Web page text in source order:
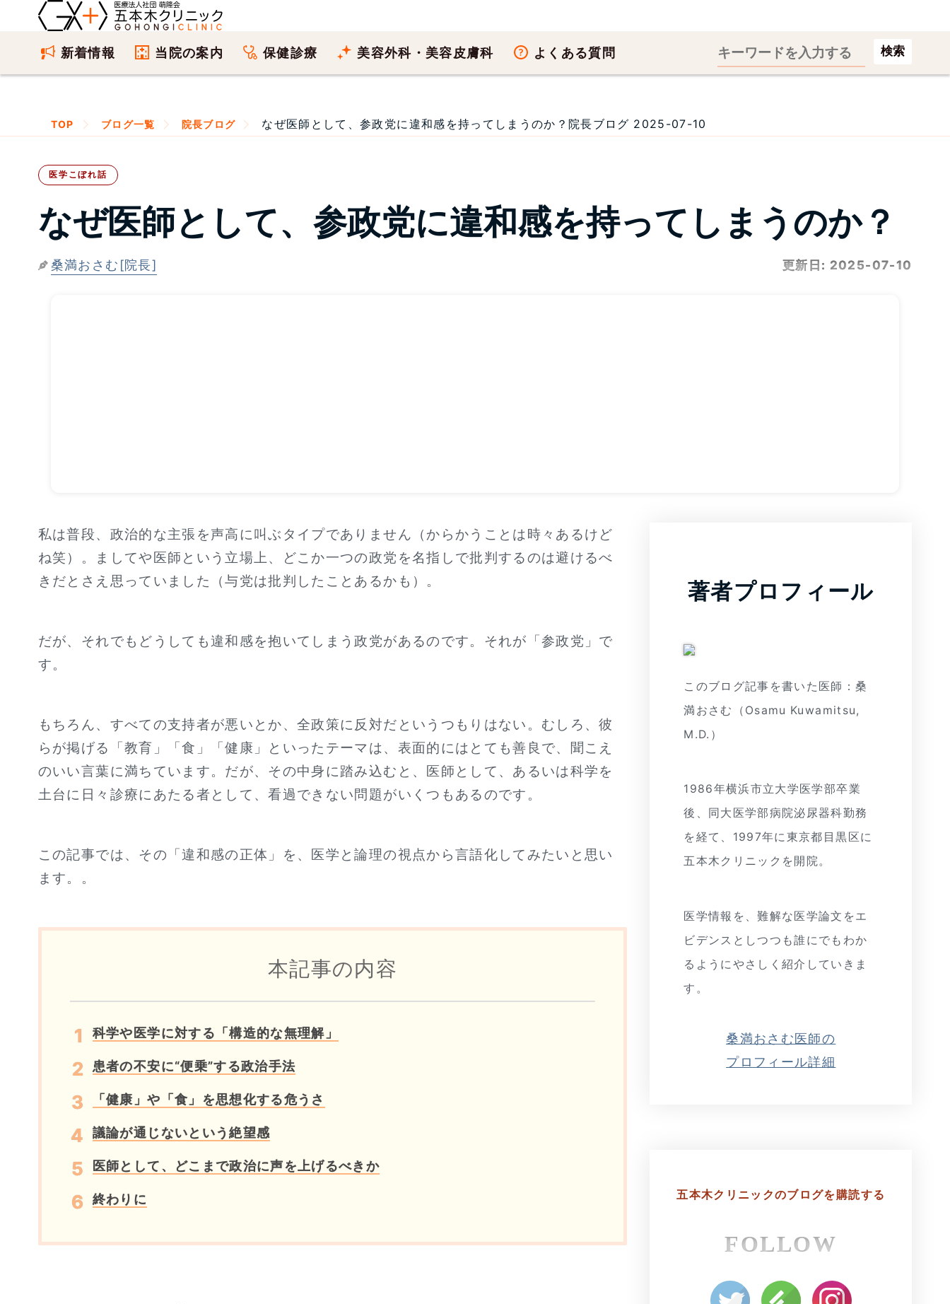
新着情報 当院の案内 保健診療 美容外科・美容皮膚科 よくある質問 検索
TOP ブログ一覧 院長ブログ なぜ医師として、参政党に違和感を持ってしまうのか？院長ブログ 2025-07-10
医学こぼれ話
なぜ医師として、参政党に違和感を持ってしまうのか？
桑満おさむ[院長] 更新日: 2025-07-10
私は普段、政治的な主張を声高に叫ぶタイプでありません（からかうことは時々あるけど
ね笑）。ましてや医師という立場上、どこか一つの政党を名指しで批判するのは避けるべ
きだとさえ思っていました（与党は批判したことあるかも）。
だが、それでもどうしても違和感を抱いてしまう政党があるのです。それが「参政党」で
す。
もちろん、すべての支持者が悪いとか、全政策に反対だというつもりはない。むしろ、彼
らが掲げる「教育」「食」「健康」といったテーマは、表面的にはとても善良で、聞こえ
のいい言葉に満ちています。だが、その中身に踏み込むと、医師として、あるいは科学を
土台に日々診療にあたる者として、看過できない問題がいくつもあるのです。
この記事では、その「違和感の正体」を、医学と論理の視点から言語化してみたいと思い
ます。。
本記事の内容
科学や医学に対する「構造的な無理解」
患者の不安に“便乗”する政治手法
「健康」や「食」を思想化する危うさ
議論が通じないという絶望感
医師として、どこまで政治に声を上げるべきか
終わりに
著者プロフィール
このブログ記事を書いた医師：桑
満おさむ（Osamu Kuwamitsu,
M.D.）
1986年横浜市立大学医学部卒業
後、同大医学部病院泌尿器科勤務
を経て、1997年に東京都目黒区に
五本木クリニックを開院。
医学情報を、難解な医学論文をエ
ビデンスとしつつも誰にでもわか
るようにやさしく紹介していきま
す。
桑満おさむ医師の
プロフィール詳細
五本木クリニックのブログを購読する
FOLLOW